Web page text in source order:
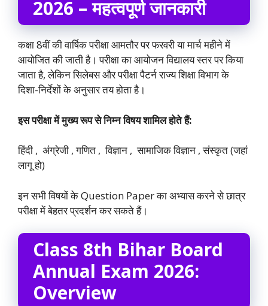
2026 – महत्वपूर्ण जानकारी
कक्षा 8वीं की वार्षिक परीक्षा आमतौर पर फरवरी या मार्च महीने में
आयोजित की जाती है। परीक्षा का आयोजन विद्यालय स्तर पर किया
जाता है, लेकिन सिलेबस और परीक्षा पैटर्न राज्य शिक्षा विभाग के
दिशा-निर्देशों के अनुसार तय होता है।
इस परीक्षा में मुख्य रूप से निम्न विषय शामिल होते हैं:
हिंदी , अंग्रेजी , गणित , विज्ञान , सामाजिक विज्ञान , संस्कृत (जहां
लागू हो)
इन सभी विषयों के Question Paper का अभ्यास करने से छात्र
परीक्षा में बेहतर प्रदर्शन कर सकते हैं।
Class 8th Bihar Board
Annual Exam 2026:
Overview